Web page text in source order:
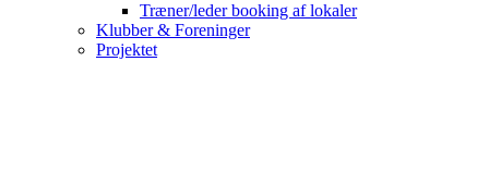
Træner/leder booking af lokaler
Klubber & Foreninger
Projektet